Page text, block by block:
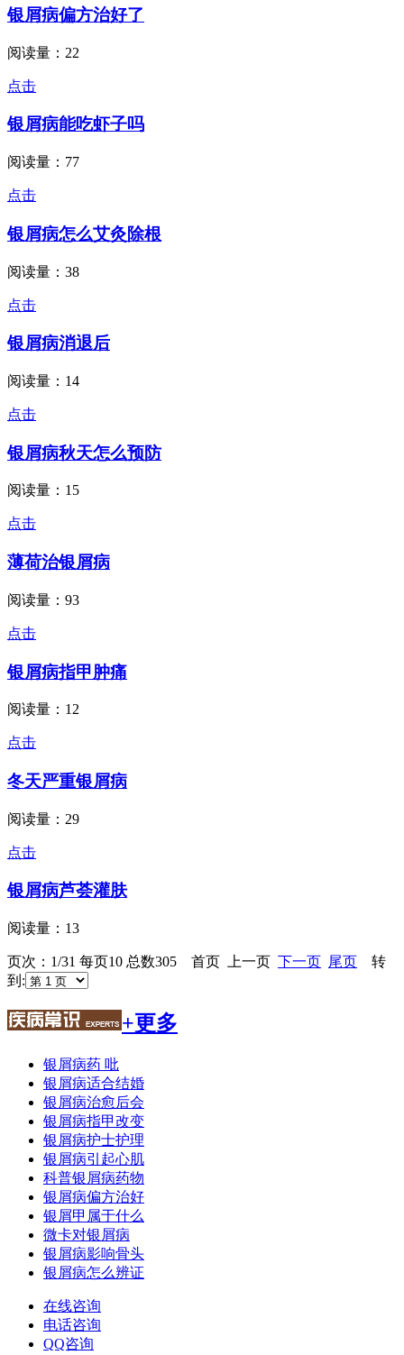
银屑病偏方治好了
阅读量：22
点击
银屑病能吃虾子吗
阅读量：77
点击
银屑病怎么艾灸除根
阅读量：38
点击
银屑病消退后
阅读量：14
点击
银屑病秋天怎么预防
阅读量：15
点击
薄荷治银屑病
阅读量：93
点击
银屑病指甲肿痛
阅读量：12
点击
冬天严重银屑病
阅读量：29
点击
银屑病芦荟灌肤
阅读量：13
页次：1/31 每页10 总数305 首页 上一页 下一页 尾页 转
到:
+更多
银屑病药 吡
银屑病适合结婚
银屑病治愈后会
银屑病指甲改变
银屑病护士护理
银屑病引起心肌
科普银屑病药物
银屑病偏方治好
银屑甲属于什么
微卡对银屑病
银屑病影响骨头
银屑病怎么辨证
在线咨询
电话咨询
QQ咨询